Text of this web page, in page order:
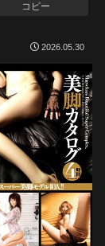
コピー
2026.05.30